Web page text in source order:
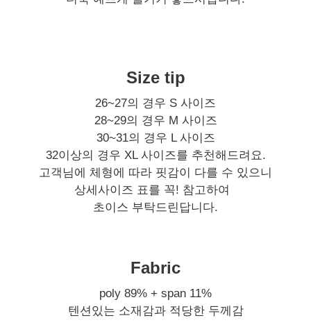
Size tip
26~27의 경우 S 사이즈
28~29의 경우 M 사이즈
30~31의 경우 L 사이즈
32이상의 경우 XL 사이즈를 추천해드려요.
고객님에 체형에 따라 핏감이 다를 수 있으니
상세사이즈 표를 꼭! 참고하여
초이스 부탁드린답니다.
Fabric
poly 89% + span 11%
텐션있는 소재감과 적당한 두께감